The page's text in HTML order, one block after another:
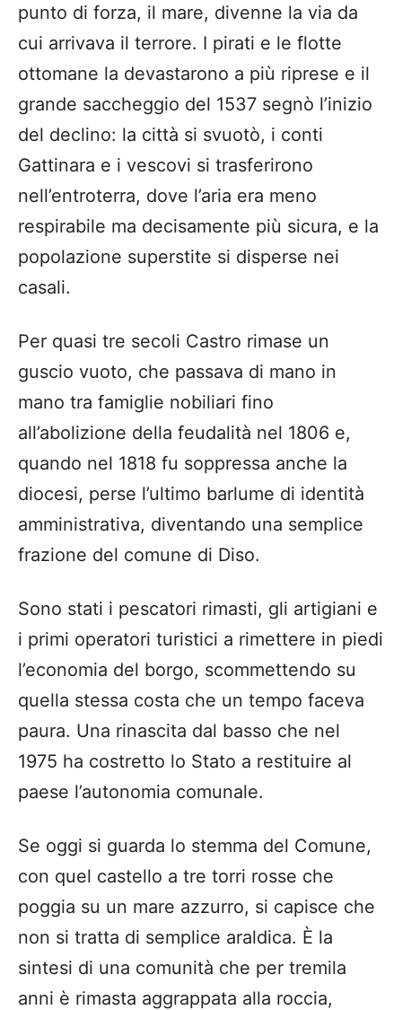
punto di forza, il mare, divenne la via da
cui arrivava il terrore. I pirati e le flotte
ottomane la devastarono a più riprese e il
grande saccheggio del 1537 segnò l’inizio
del declino: la città si svuotò, i conti
Gattinara e i vescovi si trasferirono
nell’entroterra, dove l’aria era meno
respirabile ma decisamente più sicura, e la
popolazione superstite si disperse nei
casali.
Per quasi tre secoli Castro rimase un
guscio vuoto, che passava di mano in
mano tra famiglie nobiliari fino
all’abolizione della feudalità nel 1806 e,
quando nel 1818 fu soppressa anche la
diocesi, perse l’ultimo barlume di identità
amministrativa, diventando una semplice
frazione del comune di Diso.
Sono stati i pescatori rimasti, gli artigiani e
i primi operatori turistici a rimettere in piedi
l’economia del borgo, scommettendo su
quella stessa costa che un tempo faceva
paura. Una rinascita dal basso che nel
1975 ha costretto lo Stato a restituire al
paese l’autonomia comunale.
Se oggi si guarda lo stemma del Comune,
con quel castello a tre torri rosse che
poggia su un mare azzurro, si capisce che
non si tratta di semplice araldica. È la
sintesi di una comunità che per tremila
anni è rimasta aggrappata alla roccia,